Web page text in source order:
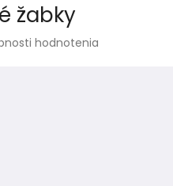
žabky
hodnotenia